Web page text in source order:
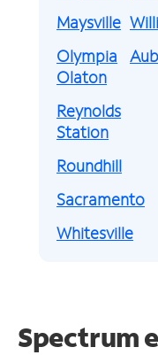
Maysville
Olympia
Olaton
Reynolds
Station
Roundhill
Sacramento
Whitesville
Spectrum